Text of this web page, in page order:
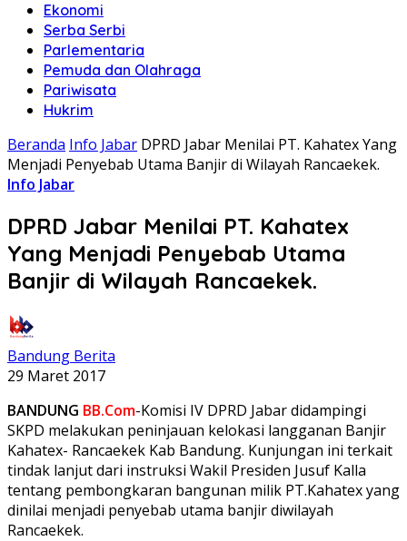
Ekonomi
Serba Serbi
Parlementaria
Pemuda dan Olahraga
Pariwisata
Hukrim
Beranda Info Jabar DPRD Jabar Menilai PT. Kahatex Yang
Menjadi Penyebab Utama Banjir di Wilayah Rancaekek.
Info Jabar
DPRD Jabar Menilai PT. Kahatex
Yang Menjadi Penyebab Utama
Banjir di Wilayah Rancaekek.
Bandung Berita
29 Maret 2017
BANDUNG BB.Com-Komisi IV DPRD Jabar didampingi
SKPD melakukan peninjauan kelokasi langganan Banjir
Kahatex- Rancaekek Kab Bandung. Kunjungan ini terkait
tindak lanjut dari instruksi Wakil Presiden Jusuf Kalla
tentang pembongkaran bangunan milik PT.Kahatex yang
dinilai menjadi penyebab utama banjir diwilayah
Rancaekek.